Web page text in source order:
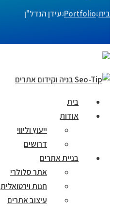
בית Portfolio עידן הנדל"ן
בית
אודות
ייעוץ וליווי
דרושים
בניית אתרים
אתר סלולרי
חנות וירטואלית
עיצוב אתרים